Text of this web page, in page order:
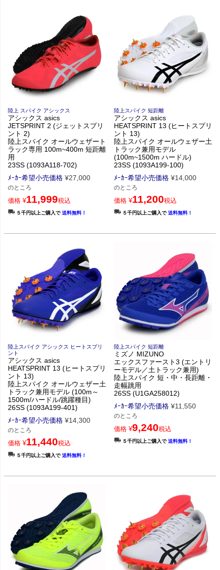
陸上 スパイク アシックス
アシックス asics
JETSPRINT 2 (ジェットスプリ
ント 2)
陸上スパイク オールウェザート
ラック専用 100m~400m 短距離
用
23SS (1093A118-702)
ﾒｰｶｰ希望小売価格 ¥27,000
のところ
価格 ¥11,999税込
５千円以上ご購入で送料無料！
陸上スパイク 短距離
アシックス asics
HEATSPRINT 13 (ヒートスプリ
ント 13)
陸上スパイク オールウェザー土
トラック兼用モデル
(100m~1500m ハードル)
23SS (1093A199-100)
ﾒｰｶｰ希望小売価格 ¥14,000
のところ
価格 ¥11,200税込
５千円以上ご購入で送料無料！
陸上スパイク アシックス ヒートスプリ
ント
アシックス asics
HEATSPRINT 13 (ヒートスプリ
ント 13)
陸上スパイク オールウェザー土
トラック兼用モデル (100m～
1500m/ハードル/跳躍種目)
26SS (1093A199-401)
ﾒｰｶｰ希望小売価格 ¥14,300
のところ
価格 ¥11,440税込
５千円以上ご購入で送料無料！
陸上スパイク 短距離
ミズノ MIZUNO
エックスファースト3 (エントリ
ーモデル／土トラック兼用)
陸上スパイク 短・中・長距離・
走幅跳用
26SS (U1GA258012)
ﾒｰｶｰ希望小売価格 ¥11,550
のところ
価格 ¥9,240税込
５千円以上ご購入で送料無料！